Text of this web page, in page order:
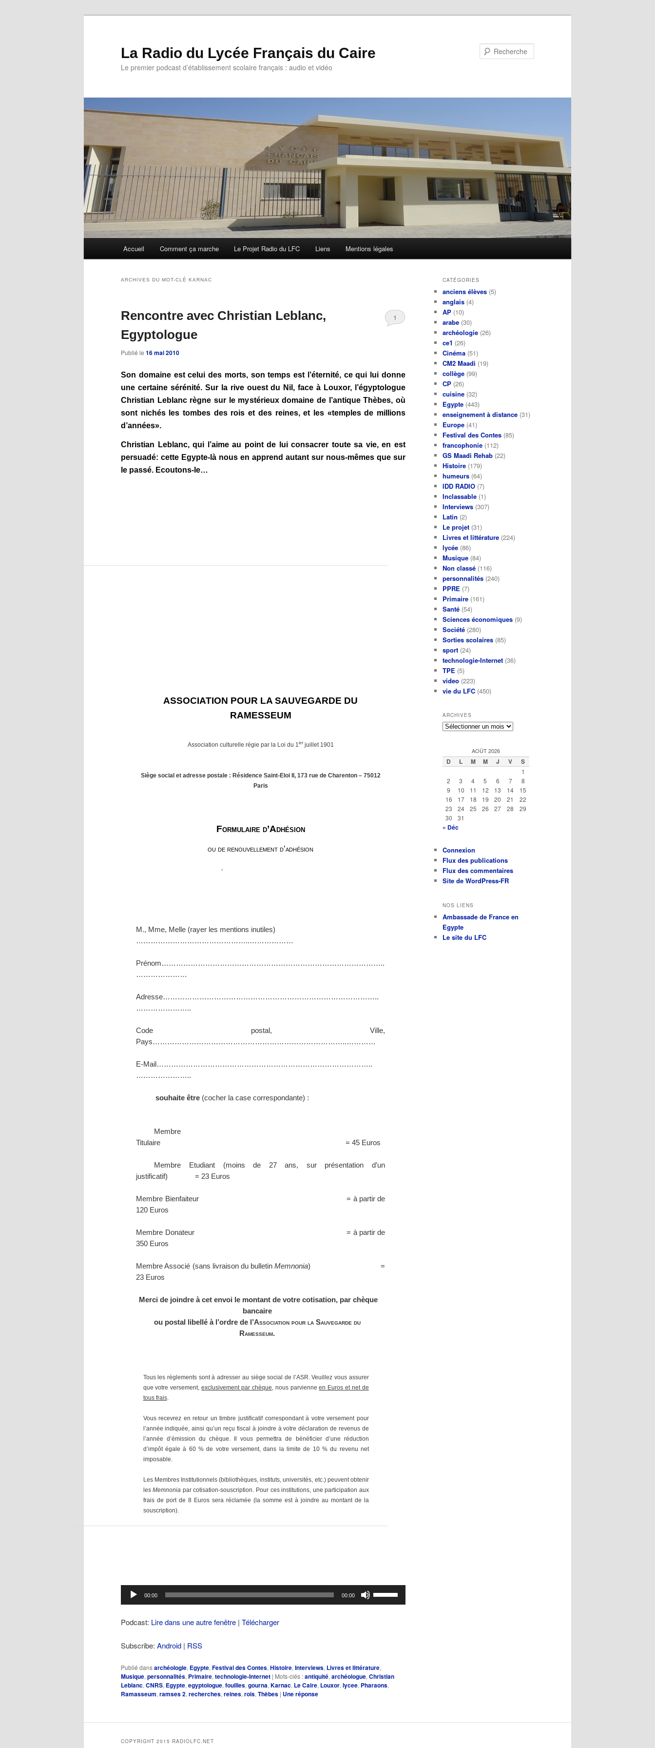
La Radio du Lycée Français du Caire
Le premier podcast d’établissement scolaire français : audio et vidéo
Aller
principal
Aller
secondaire
Accueil Comment ça marche Le Projet Radio du LFC Liens Mentions légales
ARCHIVES DU MOT-CLÉ KARNAC
Rencontre avec Christian Leblanc,
Egyptologue
Publié le 16 mai 2010
1
Son domaine est celui des morts, son temps est l’éternité, ce qui lui donne
une certaine sérénité. Sur la rive ouest du Nil, face à Louxor, l’égyptologue
Christian Leblanc règne sur le mystérieux domaine de l’antique Thèbes, où
sont nichés les tombes des rois et des reines, et les «temples de millions
d’années».
Christian Leblanc, qui l’aime au point de lui consacrer toute sa vie, en est
persuadé: cette Egypte-là nous en apprend autant sur nous-mêmes que sur
le passé. Ecoutons-le…
ASSOCIATION POUR LA SAUVEGARDE DU
RAMESSEUM
Association culturelle régie par la Loi du 1er juillet 1901
Siège social et adresse postale : Résidence Saint-Eloi II, 173 rue de Charenton – 75012
Paris
Formulaire d’Adhésion
ou de renouvellement d’adhésion
M., Mme, Melle (rayer les mentions inutiles)
………………………………………..………………
Prénom………………………………………………………………………………..
…………………
Adresse……………………………………………………………………………..
…………………..
Code postal, Ville,
Pays……………………………………………………………………..…………
E-Mail……………………………………………………………………………..
…………………..
souhaite être (cocher la case correspondante) :
Membre
Titulaire
= 45 Euros
Membre Etudiant (moins de 27 ans, sur présentation d’un
justificatif)
= 23 Euros
Membre Bienfaiteur
= à partir de
120 Euros
Membre Donateur
= à partir de
350 Euros
Membre Associé (sans livraison du bulletinMemnonia)
=
23 Euros
Merci de joindre à cet envoi le montant de votre cotisation, par chèque
bancaire
ou postal libellé à l’ordre de l ’Association pour la Sauvegarde du
Ramesseum.
Tous les règlements sont à adresser au siège social de l’ASR. Veuillez vous assurer
que votre versement,exclusivement par chèque, nous parvienneen Euros et net de
tous frais.
Vous recevrez en retour un timbre justificatif correspondant à votre versement pour
l’année indiquée, ainsi qu’un reçu fiscal à joindre à votre déclaration de revenus de
l’année d’émission du chèque. Il vous permettra de bénéficier d’une réduction
d’impôt égale à 60 % de votre versement, dans la limite de 10 % du revenu net
imposable.
Les Membres Institutionnels (bibliothèques, instituts, universités, etc.) peuvent obtenir
lesMemnonia par cotisation-souscription. Pour ces institutions, une participation aux
frais de port de 8 Euros sera réclamée (la somme est à joindre au montant de la
souscription).
Lecteur
audio
00:00 00:00
diminuer
le
Podcast: Lire dans une autre fenêtre | Télécharger
Subscribe: Android | RSS
Publié dansarchéologie, Egypte,Festival des Contes,Histoire,Interviews, Livres et littérature,
Musique,personnalités, Primaire,technologie-Internet | Mots-clés :antiquité,archéologue,Christian
Leblanc,CNRS, Egypte,egyptologue,fouilles,gourna,Karnac, Le Caire, Louxor,lycee, Pharaons,
Ramasseum,ramses 2,recherches,reines,rois,Thèbes | Uneréponse
CATÉGORIES
anciens élèves (5)
anglais (4)
AP (10)
arabe (30)
archéologie (26)
ce1 (26)
Cinéma (51)
CM2 Maadi (19)
collège (99)
CP (26)
cuisine (32)
Egypte (443)
enseignement à distance (31)
Europe (41)
Festival des Contes (85)
francophonie (112)
GS Maadi Rehab (22)
Histoire (179)
humeurs (64)
IDD RADIO (7)
Inclassable (1)
Interviews (307)
Latin (2)
Le projet (31)
Livres et littérature (224)
lycée (86)
Musique (84)
Non classé (116)
personnalités (240)
PPRE (7)
Primaire (161)
Santé (54)
Sciences économiques (9)
Société (280)
Sorties scolaires (85)
sport (24)
technologie-Internet (36)
TPE (5)
video (223)
vie du LFC (450)
ARCHIVES
Archives
AOÛT 2026
D L M M J V S
1
2
3 4 5 6 7
8
9
10 11 12 13 14
15
16
17 18 19 20 21
22
23
24 25 26 27 28
29
30
31
« Déc
Connexion
Flux des publications
Flux des commentaires
Site de WordPress-FR
NOS LIENS
Ambassade de France en
Egypte
Le site du LFC
COPYRIGHT 2015 RADIOLFC.NET